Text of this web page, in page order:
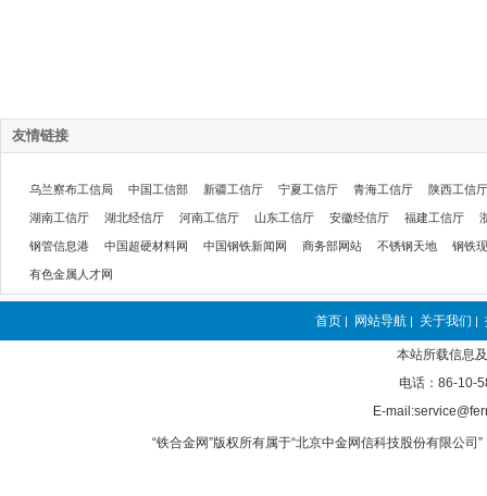
友情链接
乌兰察布工信局 中国工信部 新疆工信厅 宁夏工信厅 青海工信厅 陕西工信厅
湖南工信厅 湖北经信厅 河南工信厅 山东工信厅 安徽经信厅 福建工信厅
钢管信息港 中国超硬材料网 中国钢铁新闻网 商务部网站 不锈钢天地 钢铁
有色金属人才网
首页 | 网站导航 | 关于我们 |
本站所载信息
电话：86-10-
E-
“铁合金网”版权所有属于“北京中金网信科技股份有限公司